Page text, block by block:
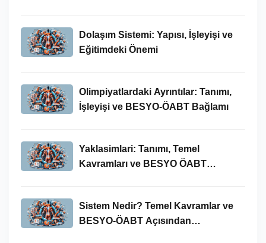
Dolaşım Sistemi: Yapısı, İşleyişi ve
Eğitimdeki Önemi
Olimpiyatlardaki Ayrıntılar: Tanımı,
İşleyişi ve BESYO-ÖABT Bağlamı
Yaklasimlari: Tanımı, Temel
Kavramları ve BESYO ÖABT
Sistem Nedir? Temel Kavramlar ve
BESYO-ÖABT Açısından